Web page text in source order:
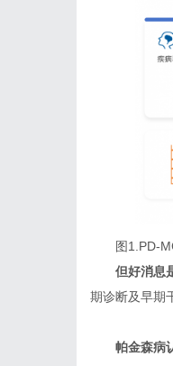
图1.PD-
但好消息
期诊断及早期
帕金森病